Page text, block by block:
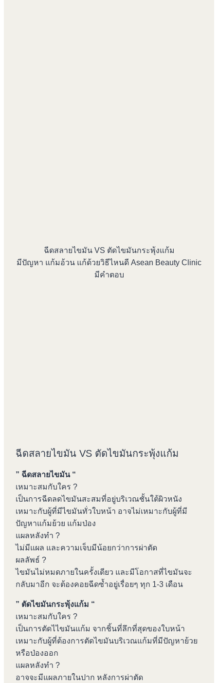
ฉีดสลายไขมัน VS ตัดไขมันกระพุ้งแก้ม
มีปัญหา แก้มอ้วน แก้ด้วยวิธีไหนดี Asean Beauty Clinic
มีคำตอบ
ฉีดสลายไขมัน VS ตัดไขมันกระพุ้งแก้ม
” ฉีดสลายไขมัน “
เหมาะสมกับใคร ?
เป็นการฉีดลดไขมันสะสมที่อยู่บริเวณชั้นใต้ผิวหนัง
เหมาะกับผู้ที่มีไขมันทั่วใบหน้า อาจไม่เหมาะกับผู้ที่มี
ปัญหาแก้มย้วย แก้มป่อง
แผลหลังทำ ?
ไม่มีแผล และความเจ็บมีน้อยกว่าการผ่าตัด
ผลลัพธ์ ?
ไขมันไม่หมดภายในครั้งเดียว และมีโอกาสที่ไขมันจะ
กลับมาอีก จะต้องคอยฉีดซ้ำอยู่เรื่อยๆ ทุก 1-3 เดือน
” ตัดไขมันกระพุ้งแก้ม “
เหมาะสมกับใคร ?
เป็นการตัดไไขมันแก้ม จากชิ้นที่ลึกที่สุดของใบหน้า
เหมาะกับผู้ที่ต้องการตัดไขมันบริเวณแก้มที่มีปัญหาย้วย
หรือป่องออก
แผลหลังทำ ?
อาจจะมีแผลภายในปาก หลังการผ่าตัด